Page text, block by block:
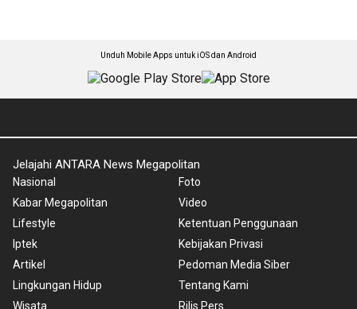
Unduh Mobile Apps untuk iOS dan Android
Jelajahi ANTARA News Megapolitan
Nasional
Kabar Megapolitan
Lifestyle
Iptek
Artikel
Lingkungan Hidup
Wisata
Foto
Video
Ketentuan Penggunaan
Kebijakan Privasi
Pedoman Media Siber
Tentang Kami
Rilis Pers